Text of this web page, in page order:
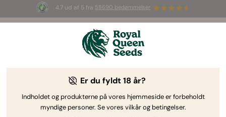
4.7 ud af 5 fra 58690 bedømmelser
ummer Sales
: Op til 50 % rabat
på udvalgte produkter! ⏤
Dyrkningsvejledning til cannabis af Royal Queen Seeds
Emnefinder
Er du fyldt 18 år?
Indholdet og produkterne på vores hjemmeside er forbeholdt
myndige personer. Se vores vilkår og betingelser.